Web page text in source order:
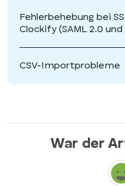
Fehlerbehebung bei
Clockify (SAML 2.0
CSV-Importprobleme
War der